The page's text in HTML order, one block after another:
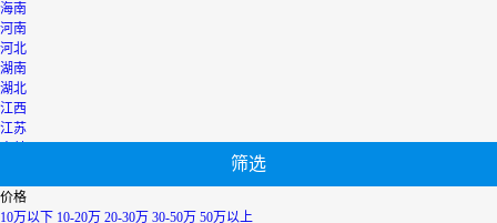
海南
河南
河北
湖南
湖北
江西
江苏
宁夏
内蒙古
筛选
价格
10万以下 10-20万 20-30万 30-50万 50万以上